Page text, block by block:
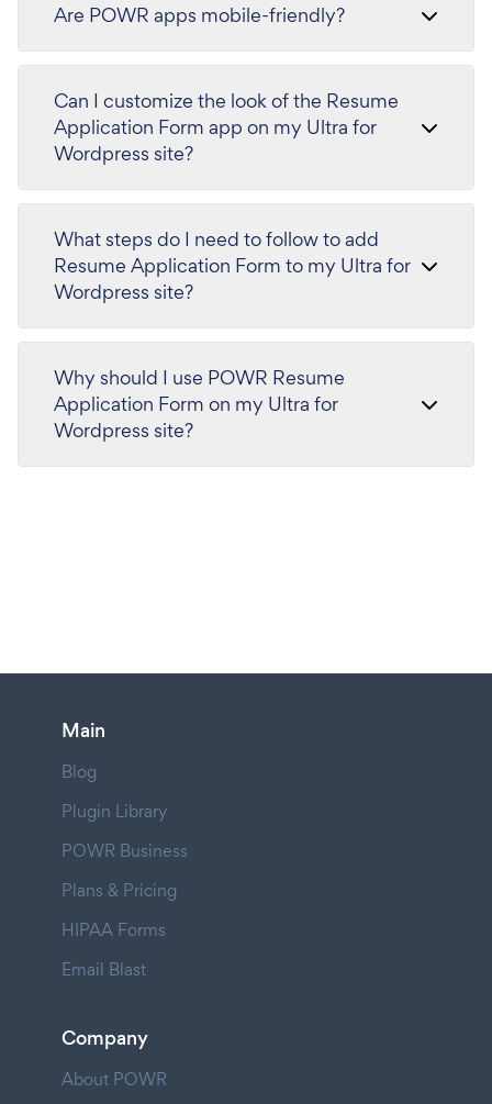
Are POWR apps mobile-friendly?
Can I customize the look of the Resume
Application Form app on my Ultra for
Wordpress site?
What steps do I need to follow to add
Resume Application Form to my Ultra for
Wordpress site?
Why should I use POWR Resume
Application Form on my Ultra for
Wordpress site?
Main
Blog
Plugin Library
POWR Business
Plans & Pricing
HIPAA Forms
Email Blast
Company
About POWR